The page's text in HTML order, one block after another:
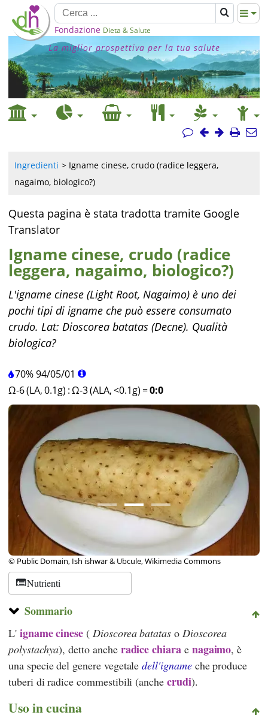
Fondazione Dieta & Salute
La miglior prospettiva per la tua salute
Ingredienti
Igname cinese, crudo (radice leggera,
nagaimo, biologico?)
Questa pagina è stata tradotta tramite Google
Translator
Igname cinese, crudo (radice
leggera, nagaimo, biologico?)
L'igname cinese (Light Root, Nagaimo) è uno dei
pochi tipi di igname che può essere consumato
crudo. Lat: Dioscorea batatas (Decne). Qualità
biologica?
70%94/05/01
Ω-6 (LA, 0.1g) :Ω-3 (ALA, <0.1g) =0:0
© Public Domain, Ish ishwar & Ubcule, Wikimedia Commons
Nutrienti
Sommario
L' igname cinese ( Dioscorea batatas o Dioscorea
polystachya), detto anche radice chiarae nagaimo, è
una specie del genere vegetaledell'ignameche produce
tuberi di radice commestibili (anchecrudi).
Uso in cucina